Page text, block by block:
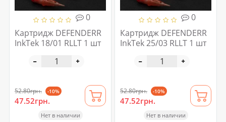
0
Картридж DEFENDERR
InkTek 18/01 RLLT 1 шт
52.80грн. -10%
47.52грн.
Нет в наличии
0
Картридж DEFENDERR
InkTek 25/03 RLLT 1 шт
52.80грн. -10%
47.52грн.
Нет в наличии